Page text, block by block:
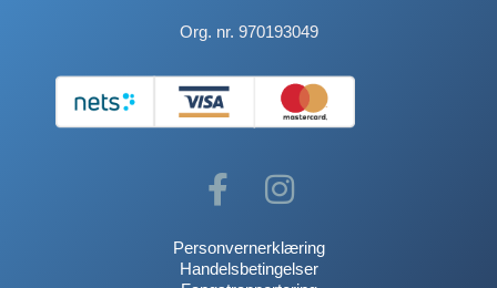
Org. nr. 970193049
Personvernerklæring
Handelsbetingelser